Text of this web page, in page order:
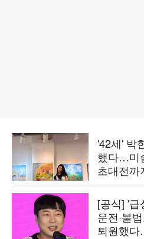
'42세' 박
했다…미
초대전까
[공식] '급
운전·불
퇴원했